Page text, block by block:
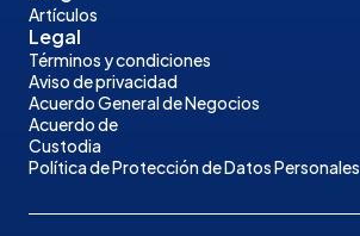
Artículos
Legal
Términos y condiciones
Aviso de privacidad
Acuerdo General de Negocios
Acuerdo de
Custodia
Política de Protección de Datos Personales